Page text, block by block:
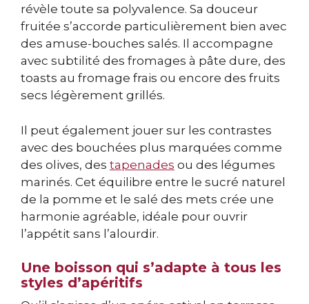
révèle toute sa polyvalence. Sa douceur
fruitée s’accorde particulièrement bien avec
des amuse-bouches salés. Il accompagne
avec subtilité des fromages à pâte dure, des
toasts au fromage frais ou encore des fruits
secs légèrement grillés.
Il peut également jouer sur les contrastes
avec des bouchées plus marquées comme
des olives, des tapenades ou des légumes
marinés. Cet équilibre entre le sucré naturel
de la pomme et le salé des mets crée une
harmonie agréable, idéale pour ouvrir
l’appétit sans l’alourdir.
Une boisson qui s’adapte à tous les
styles d’apéritifs